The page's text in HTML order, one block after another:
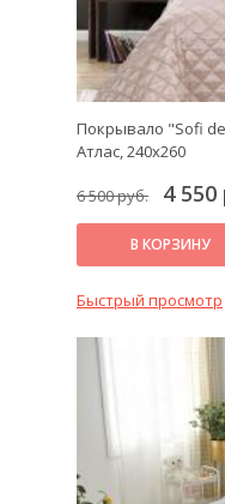
Покрывало "Sofi
Атлас, 240х260
6 500 руб. 4 550
В КОРЗИНУ
Быстрый просмотр